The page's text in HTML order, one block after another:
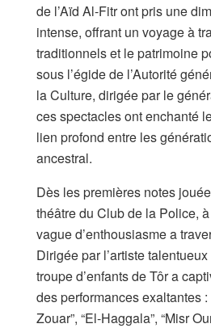
de l’Aïd Al-Fitr ont pris une
intense, offrant un voyage à
traditionnels et le patrimoine
sous l’égide de l’Autorité
la Culture, dirigée par le
ces spectacles ont enchanté
lien profond entre les
ancestral.
Dès les premières notes
théâtre du Club de la Police,
vague d’enthousiasme a
Dirigée par l’artiste
troupe d’enfants de Tôr a
des performances exaltantes :
Zouar”, “El-Haggala”, “Misr